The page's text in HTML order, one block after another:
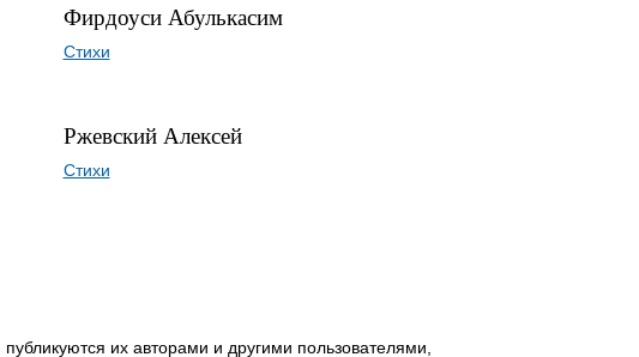
Фирдоуси Абулькасим
Стихи
Ржевский Алексей
Стихи
их авторами и другими пользователями,